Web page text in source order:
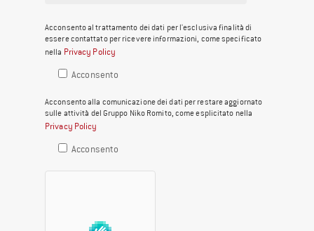
Acconsento al trattamento dei dati per l'esclusiva finalità di
essere contattato per ricevere informazioni, come specificato
nella Privacy Policy
Acconsento
Acconsento alla comunicazione dei dati per restare aggiornato
sulle attività del Gruppo Niko Romito, come esplicitato nella
Privacy Policy
Acconsento